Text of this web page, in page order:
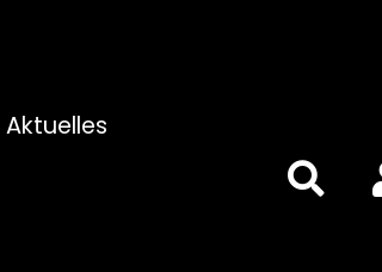
Aktuelles